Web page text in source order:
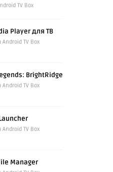
TV Box
Player для ТВ
Android TV Box
BrightRidge
Android TV Box
Android TV Box
Manager